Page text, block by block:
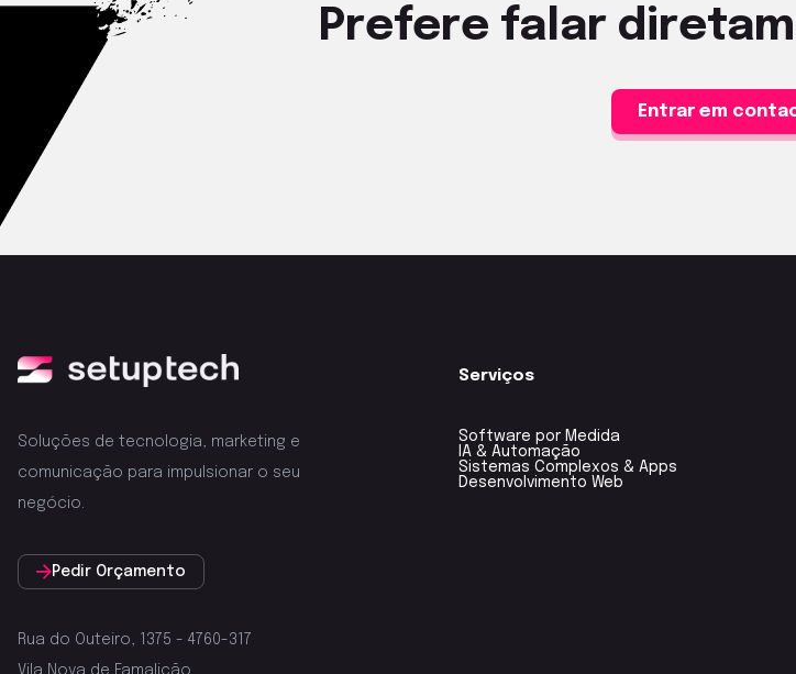
Prefere falar
Entrar em
Soluções de tecnologia, marketing e
comunicação para impulsionar o seu
negócio.
Pedir Orçamento
Rua do Outeiro, 1375 - 4760-317
Serviços
Software por Medida
IA & Automação
Sistemas Complexos & Apps
Desenvolvimento Web